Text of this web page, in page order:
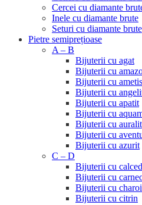
Cercei cu diamante
Inele cu diamante brute
Seturi cu diamante brute
Pietre semiprețioase
A – B
Bijuterii cu agat
Bijuterii cu
Bijuterii cu
Bijuterii cu
Bijuterii cu apatit
Bijuterii cu
Bijuterii cu auralit
Bijuterii cu
Bijuterii cu azurit
C – D
Bijuterii cu
Bijuterii cu
Bijuterii cu
Bijuterii cu citrin